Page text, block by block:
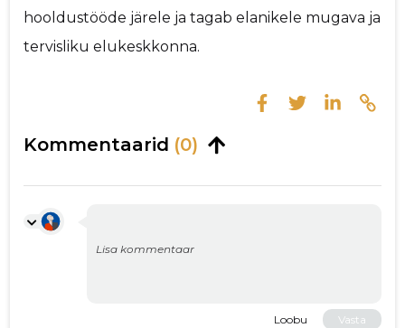
hooldustööde järele ja tagab elanikele mugava ja
tervisliku elukeskkonna.
Kommentaarid (0)
Loobu Vasta